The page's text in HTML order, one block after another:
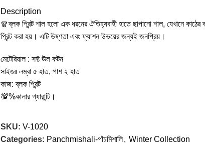
Description
🧣ব্লক প্রিন্ট শাল হলো এক ধরনের ঐতিহ্যবাহী হাতে ছাপানো শাল, যেখানে
প্রিন্ট করা হয়। এটি উষ্ণতা এবং ফ্যাশন উভয়ের জন্যই জনপ্রিয়।
মেটেরিয়াল : সফ্ট ঊল কটন
সাইজঃ লম্বা ৫ হাত, পাশ ২ হাত
কাজ: ব্লক প্রিন্ট
💯%কালার গ্যারান্টি।
SKU: V-1020
Categories: Panchmishali-পাঁচমিশালি, Winter Collection